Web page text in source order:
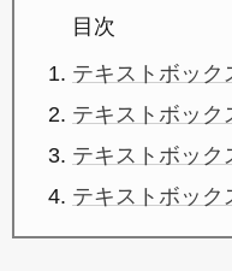
目次
テキストボック
テキストボック
テキストボック
テキストボック